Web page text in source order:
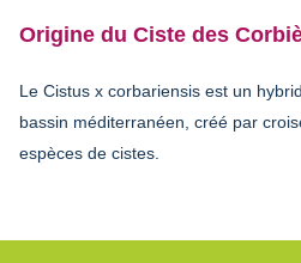
Origine du Ciste des
Le Cistus x corbariensis est un
bassin méditerranéen, créé par
espèces de cistes.